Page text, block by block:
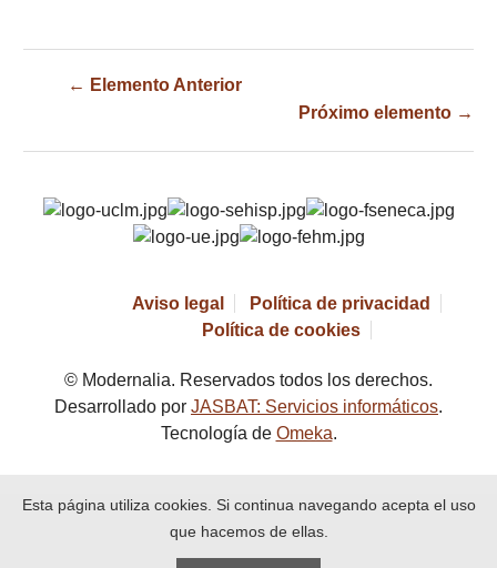
← Elemento Anterior
Próximo elemento →
Aviso legal
Política de privacidad
Política de cookies
© Modernalia. Reservados todos los derechos.
Desarrollado por JASBAT: Servicios informáticos.
Tecnología de Omeka.
Esta página utiliza cookies. Si continua navegando acepta el uso
que hacemos de ellas.